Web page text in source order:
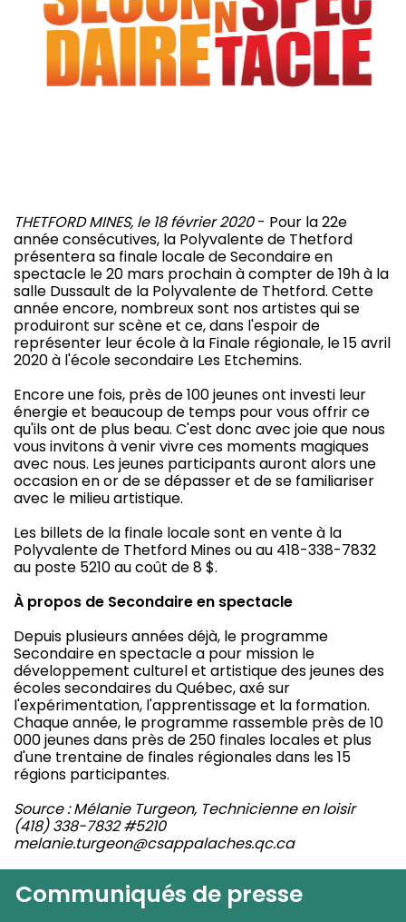
THETFORD MINES, le 18 février 2020- Pour la 22e
année consécutives, la Polyvalente de Thetford
présentera sa finale locale de Secondaire en
spectacle le 20 mars prochain à compter de 19h à la
salle Dussault de la Polyvalente de Thetford. Cette
année encore, nombreux sont nos artistes qui se
produiront sur scène et ce, dans l'espoir de
représenter leur école à la Finale régionale, le 15 avril
2020 à l'école secondaire Les Etchemins.
Encore une fois, près de 100 jeunes ont investi leur
énergie et beaucoup de temps pour vous offrir ce
qu'ils ont de plus beau. C'est donc avec joie que nous
vous invitons à venir vivre ces moments magiques
avec nous. Les jeunes participants auront alors une
occasion en or de se dépasser et de se familiariser
avec le milieu artistique.
Les billets de la finale locale sont en vente à la
Polyvalente de Thetford Mines ou au 418-338-7832
au poste 5210 au coût de 8 $.
À propos de Secondaire en spectacle
Depuis plusieurs années déjà, le programme
Secondaire en spectacle a pour mission le
développement culturel et artistique des jeunes des
écoles secondaires du Québec, axé sur
l'expérimentation, l'apprentissage et la formation.
Chaque année, le programme rassemble près de 10
000 jeunes dans près de 250 finales locales et plus
d'une trentaine de finales régionales dans les 15
régions participantes.
Source : Mélanie Turgeon, Technicienne en loisir
(418) 338-7832 #5210
melanie.turgeon@csappalaches.qc.ca
Communiqués de presse